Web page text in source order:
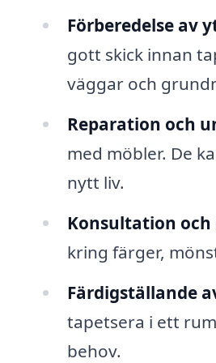
Förberedelse av
gott skick innan
väggar och
Reparation och
med möbler. De
nytt liv.
Konsultation
kring färger,
Färdigställande
tapetsera i ett
behov.